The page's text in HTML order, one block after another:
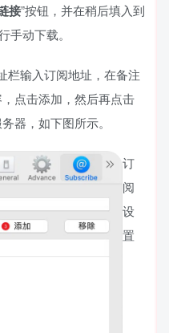
接”按钮，并在稍后填入到
手动下载。
栏输入订阅地址，在备注
点击添加，然后再点击
器，如下图所示。
订
阅
设
置